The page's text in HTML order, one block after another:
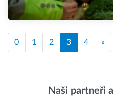
0 1 2 3 4 »
Naši partneři